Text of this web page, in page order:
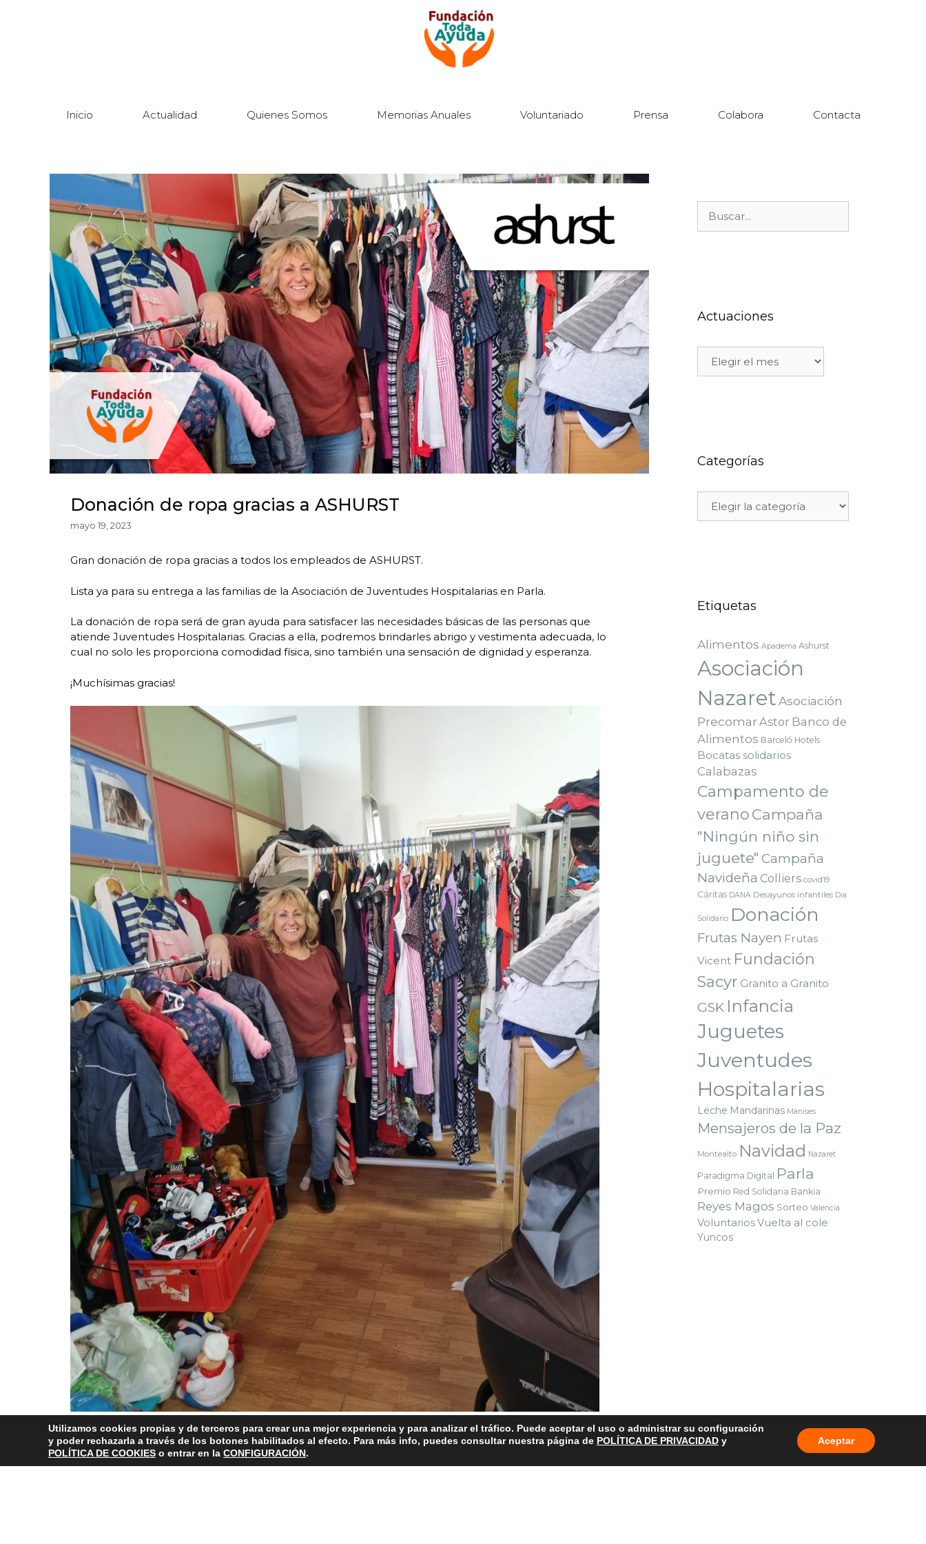
Inicio Actualidad Quienes Somos Memorias Anuales Voluntariado Prensa Colabora Contacta
Donación de ropa gracias a ASHURST
mayo 19, 2023
Gran donación de ropa gracias a todos los empleados de ASHURST.
Lista ya para su entrega a las familias de la Asociación de Juventudes Hospitalarias en Parla.
La donación de ropa será de gran ayuda para satisfacer las necesidades básicas de las personas que
atiende Juventudes Hospitalarias. Gracias a ella, podremos brindarles abrigo y vestimenta adecuada, lo
cual no solo les proporciona comodidad física, sino también una sensación de dignidad y esperanza.
¡Muchísimas gracias!
Campañas especiales,
Inserción Social
Ashurst,Juventudes Hospitalarias,Ropa
Actuaciones
Categorías
Etiquetas
Alimentos Apadema Ashurst
Asociación
NazaretAsociación
PrecomarAstor Banco de
Alimentos Barceló Hotels
Bocatas solidarios
Calabazas
Campamento de
verano Campaña
"Ningún niño sin
juguete" Campaña
Navideña Colliers covid19
Cáritas DANA Desayunos infantiles Dia
Solidario Donación
Frutas Nayen Frutas
Vicent Fundación
Sacyr Granito a Granito
GSK Infancia
Juguetes
Juventudes
Hospitalarias
Leche Mandarinas Manises
Mensajeros de la Paz
Montealto Navidad Nazaret
Paradigma Digital Parla
Premio Red Solidaria Bankia
Reyes Magos Sorteo Valencia
VoluntariosVuelta al cole
Yuncos
Utilizamos cookies propias y de terceros para crear una mejor experiencia y para analizar el tráfico. Puede aceptar el uso o administrar su configuración
y poder rechazarla a través de los botones habilitados al efecto. Para más info, puedes consultar nuestra página de POLÍTICA DE PRIVACIDAD y
POLÍTICA DE COOKIES o entrar en la CONFIGURACIÓN.
Aceptar